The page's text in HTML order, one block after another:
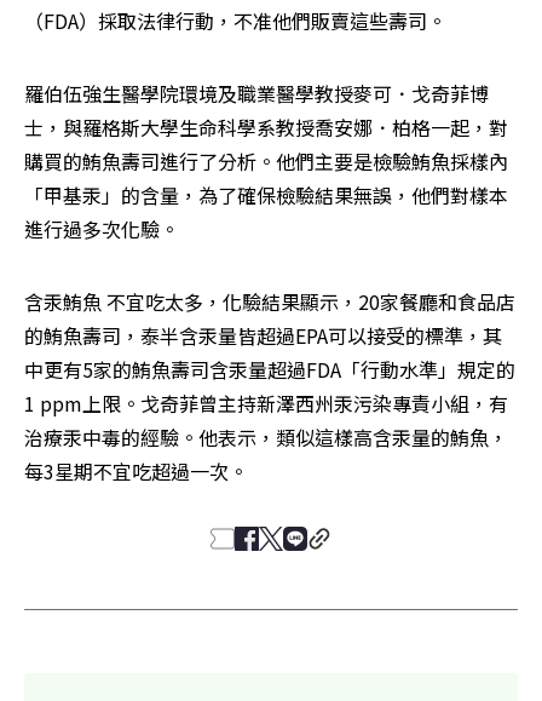
（FDA）採取法律行動，不准他們販賣這些壽司。
羅伯伍強生醫學院環境及職業醫學教授麥可．戈奇菲博
士，與羅格斯大學生命科學系教授喬安娜．柏格一起，對
購買的鮪魚壽司進行了分析。他們主要是檢驗鮪魚採樣內
「甲基汞」的含量，為了確保檢驗結果無誤，他們對樣本
進行過多次化驗。
含汞鮪魚 不宜吃太多，化驗結果顯示，20家餐廳和食品店
的鮪魚壽司，泰半含汞量皆超過EPA可以接受的標準，其
中更有5家的鮪魚壽司含汞量超過FDA「行動水準」規定的
1 ppm上限。戈奇菲曾主持新澤西州汞污染專責小組，有
治療汞中毒的經驗。他表示，類似這樣高含汞量的鮪魚，
每3星期不宜吃超過一次。